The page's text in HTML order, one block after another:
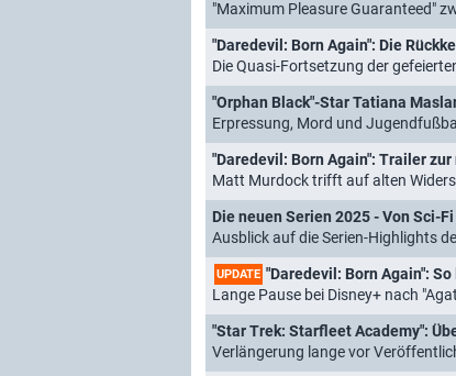
"Maximum Pleasure Guaranteed"
"Daredevil: Born Again": Die
Die Quasi-Fortsetzung der
"Orphan Black"-Star Tatiana
Erpressung, Mord und
"Daredevil: Born Again": Trailer
Matt Murdock trifft auf alten
Die neuen Serien 2025 - Von Sci-
Ausblick auf die Serien-Highlights
UPDATE "Daredevil: Born Again":
Lange Pause bei Disney+ nach
"Star Trek: Starfleet Academy":
Verlängerung lange vor